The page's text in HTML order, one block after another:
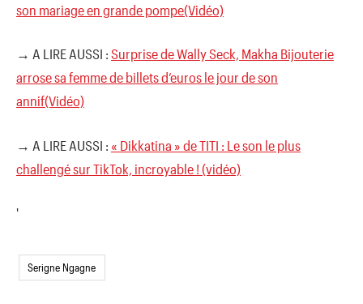
son mariage en grande pompe(Vidéo)
→ A LIRE AUSSI : Surprise de Wally Seck, Makha Bijouterie
arrose sa femme de billets d’euros le jour de son
annif(Vidéo)
→ A LIRE AUSSI : « Dikkatina » de TITI : Le son le plus
challengé sur TikTok, incroyable ! (vidéo)
'
Serigne Ngagne